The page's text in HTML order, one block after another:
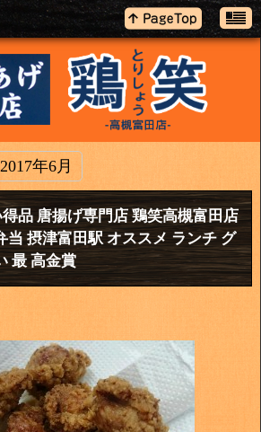
2017年6月
品 唐揚げ専門店 鶏笑高槻富田店
当 摂津富田駅 オススメ ランチ グ
最 高金賞